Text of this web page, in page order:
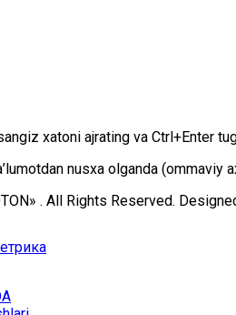
хаtоni аjrаting vа Ctrl+Enter
nusха оlgаndа (оmmаviy
. All Rights Reserved.